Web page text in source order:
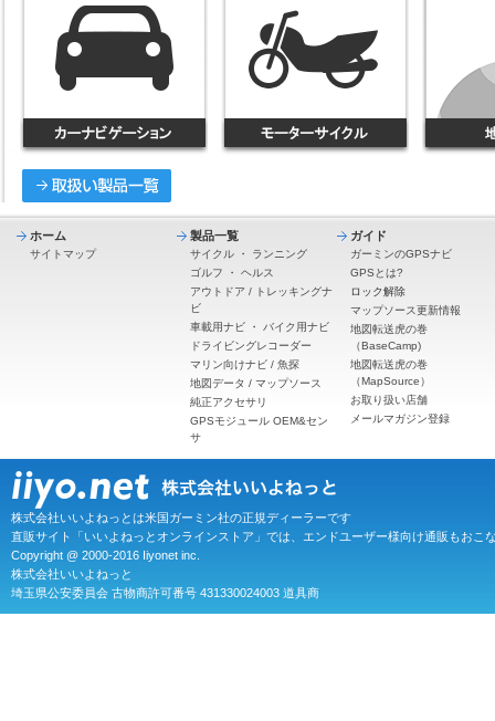
ホーム
サイトマップ
製品一覧
サイクル ・ ランニング
ゴルフ ・ ヘルス
アウトドア / トレッキングナ
ビ
車載用ナビ ・ バイク用ナビ
ドライビングレコーダー
マリン向けナビ / 魚探
地図データ / マップソース
純正アクセサリ
GPSモジュール OEM&セン
サ
ガイド
ガーミンのGPSナビ
GPSとは?
ロック解除
マップソース更新情報
地図転送虎の巻
（BaseCamp)
地図転送虎の巻
（MapSource）
お取り扱い店舗
メールマガジン登録
株式会社いいよねっとは米国ガーミン社の正規ディーラーです
直販サイト「いいよねっとオンラインストア」では、エンドユーザー様向け通販もおこ
Copyright @ 2000-2016 Iiyonet inc.
株式会社いいよねっと
埼玉県公安委員会 古物商許可番号 431330024003 道具商